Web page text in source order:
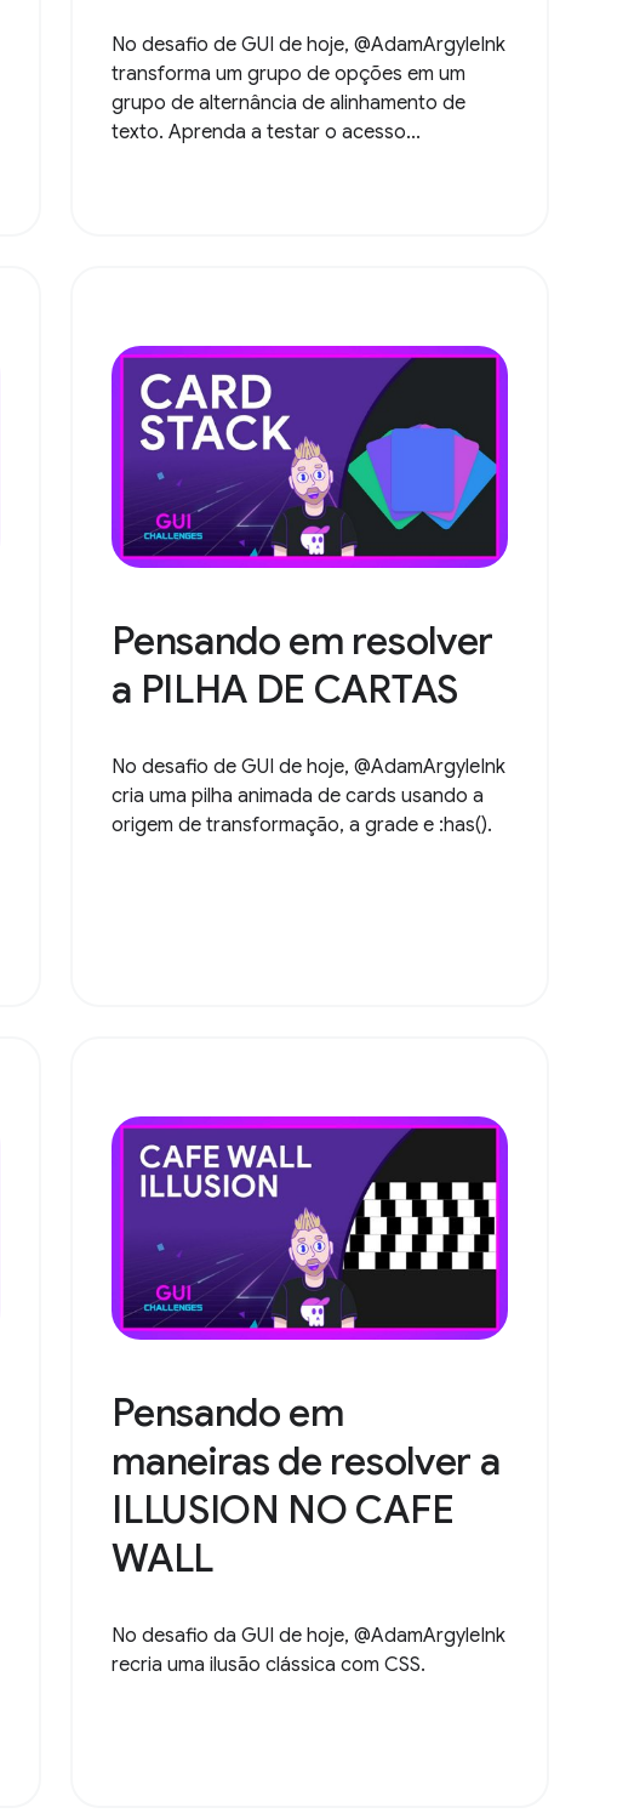
No desafio de GUI de hoje, @AdamArgyleInk
transforma um grupo de opções em um
grupo de alternância de alinhamento de
texto. Aprenda a testar o acesso...
Pensando em resolver
a PILHA DE CARTAS
No desafio de GUI de hoje, @AdamArgyleInk
cria uma pilha animada de cards usando a
origem de transformação, a grade e :has().
Pensando em
maneiras de resolver a
ILLUSION NO CAFE
WALL
No desafio da GUI de hoje, @AdamArgyleInk
recria uma ilusão clássica com CSS.